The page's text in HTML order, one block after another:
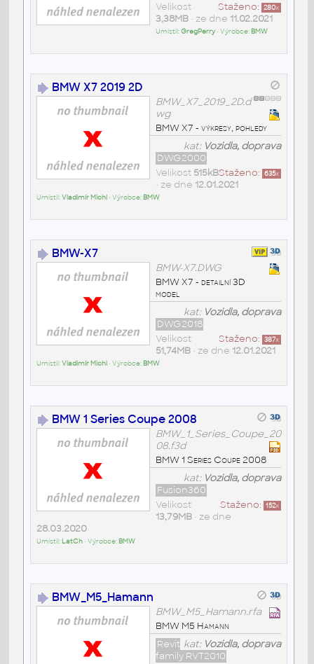
Staženo: 280x
Velikost
3,38MB• ze dne 11.02.2021
Umístil:GregPerry• Výrobce: BMW
BMW X7 2019 2D
BMW_X7_2019_2D.d
wg
BMW X7 - výkresy, pohledy
kat: Vozidla, doprava
DWG2000
Staženo: 635x
Velikost 515kB
• ze dne 12.01.2021
Umístil:Vladimír Michl • Výrobce: BMW
BMW-X7
BMW-X7.DWG
BMW X7 - detailní 3D
model
kat: Vozidla, doprava
DWG2018
Staženo: 387x
Velikost
51,74MB• ze dne 12.01.2021
Umístil:Vladimír Michl • Výrobce: BMW
BMW 1 Series Coupe 2008
BMW_1_Series_Coupe_20
08.f3d
BMW 1 Series Coupe 2008
kat: Vozidla, doprava
Fusion360
Staženo: 152x
Velikost
13,79MB• ze dne
28.03.2020
Umístil: LatCh• Výrobce: BMW
BMW_M5_Hamann
BMW_M5_Hamann.rfa
BMW M5 Hamann
kat: Vozidla, doprava
Revit
family RVT2010